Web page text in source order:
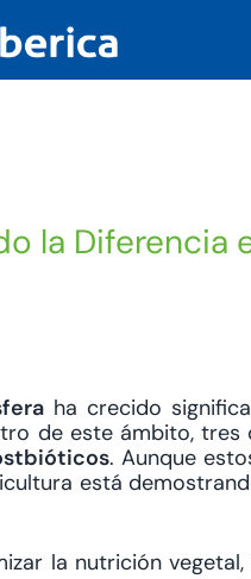
la Diferencia
ha crecido
de este ámbito, tres
. Aunque
está
la nutrición